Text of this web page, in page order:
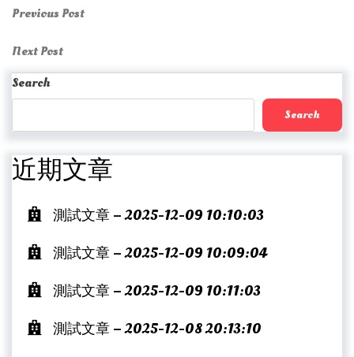
Post
navigation
Previous
Previous Post
Next
Post
Next Post
Search
Search
近期文章
測試文章 – 2025-12-09 10:10:03
測試文章 – 2025-12-09 10:09:04
測試文章 – 2025-12-09 10:11:03
測試文章 – 2025-12-08 20:13:10